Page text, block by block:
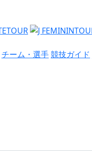
チーム・選手競技ガイド